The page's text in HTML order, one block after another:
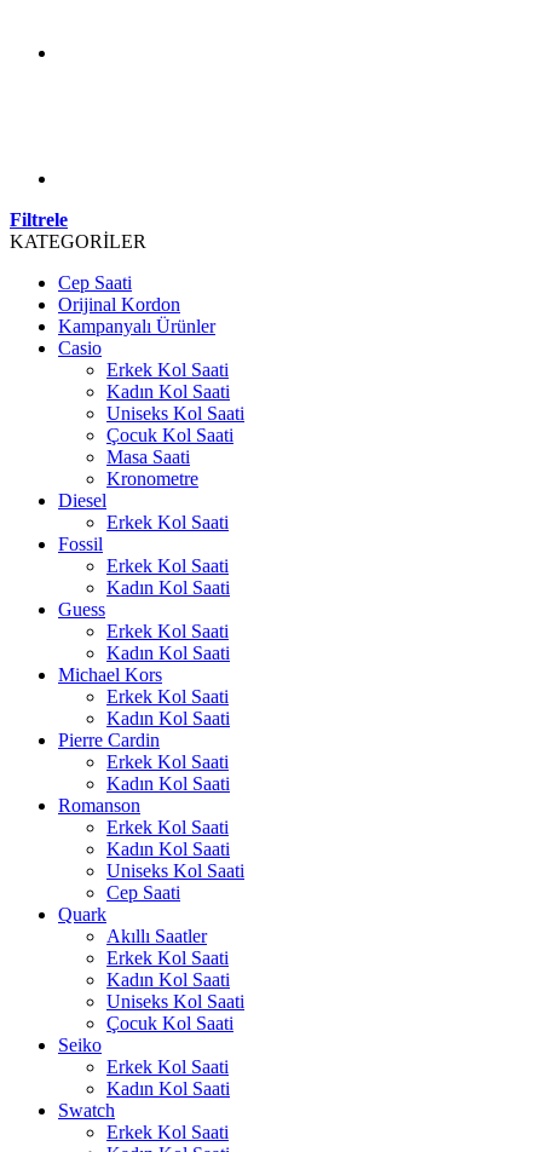
Filtrele
KATEGORİLER
Cep Saati
Orijinal Kordon
Kampanyalı Ürünler
Casio
Erkek Kol Saati
Kadın Kol Saati
Uniseks Kol Saati
Çocuk Kol Saati
Masa Saati
Kronometre
Diesel
Erkek Kol Saati
Fossil
Erkek Kol Saati
Kadın Kol Saati
Guess
Erkek Kol Saati
Kadın Kol Saati
Michael Kors
Erkek Kol Saati
Kadın Kol Saati
Pierre Cardin
Erkek Kol Saati
Kadın Kol Saati
Romanson
Erkek Kol Saati
Kadın Kol Saati
Uniseks Kol Saati
Cep Saati
Quark
Akıllı Saatler
Erkek Kol Saati
Kadın Kol Saati
Uniseks Kol Saati
Çocuk Kol Saati
Seiko
Erkek Kol Saati
Kadın Kol Saati
Swatch
Erkek Kol Saati